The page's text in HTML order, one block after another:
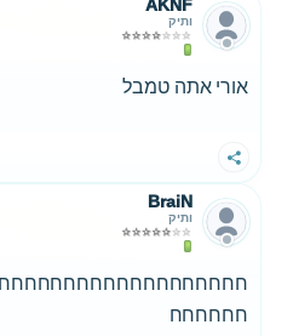
AKNF
ותיק
אורי אתה טמבל
שתף
BraiN
ותיק
חחחחחח